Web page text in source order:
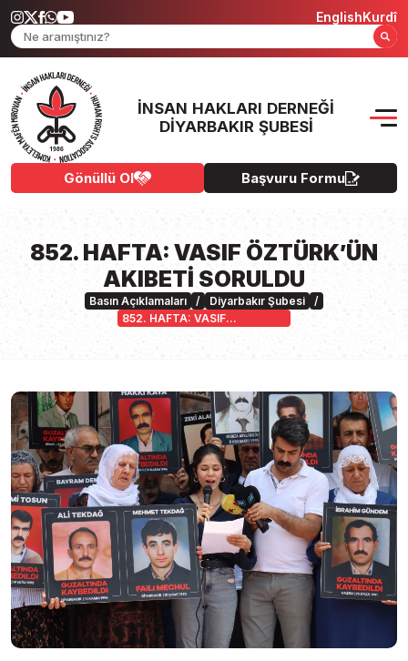
EnglishKurdî
İNSAN HAKLARI DERNEĞI
DIYARBAKIR ŞUBESI
Gönüllü Ol Başvuru Formu
852. HAFTA: VASIF ÖZTÜRK’ÜN
AKIBETİ SORULDU
Basın Açıklamaları / Diyarbakır Şubesi
/
852. HAFTA: VASIF